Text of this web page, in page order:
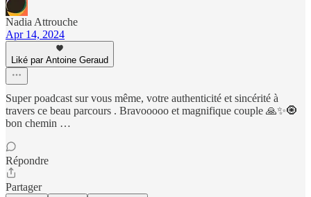
Nadia Attrouche
Apr 14, 2024
Liké par Antoine Geraud
Super poadcast sur vous même, votre authenticité et sincérité à
travers ce beau parcours . Bravooooo et magnifique couple 🙏✨🧿
bon chemin …
Répondre
Partager